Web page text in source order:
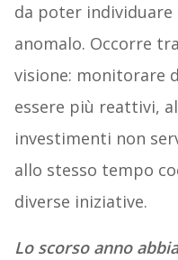
da poter
anomalo. Occorre
visione: monitorare
essere più reattivi,
investimenti non
allo stesso tempo
diverse iniziative.
Lo scorso anno